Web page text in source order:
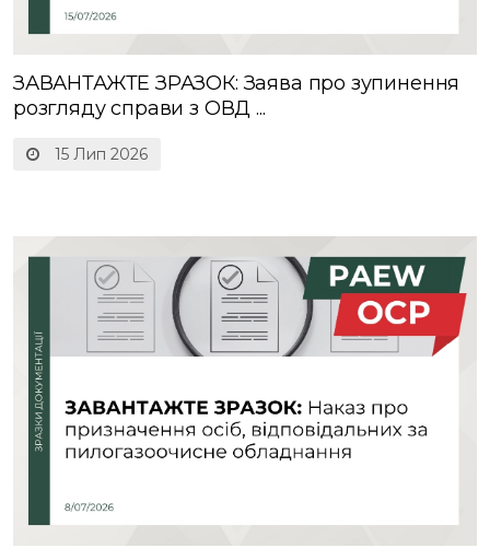
15 Лип 2026
ЗАВАНТАЖТЕ ЗРАЗОК: Заява про зупинення
розгляду справи з ОВД ...